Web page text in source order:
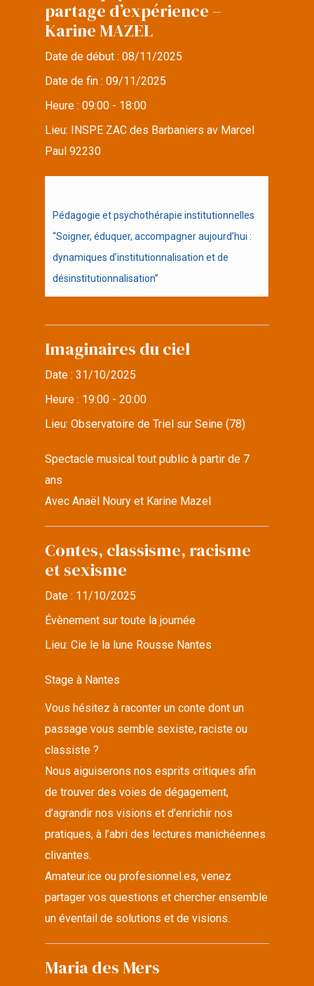
partage d’expérience –
Karine MAZEL
Date de début :08/11/2025
Date de fin :09/11/2025
Heure :09:00 - 18:00
Lieu:
INSPE ZAC des Barbaniers av Marcel
Paul 92230
Pédagogie et psychothérapie institutionnelles
“Soigner, éduquer, accompagner aujourd’hui :
dynamiques d’institutionnalisation et de
désinstitutionnalisation”
Imaginaires du ciel
Date :31/10/2025
Heure : 19:00 - 20:00
Lieu:Observatoire de Triel sur Seine (78)
Spectacle musical tout public à partir de 7
ans
Avec Anaël Noury et Karine Mazel
Contes, classisme, racisme
et sexisme
Date : 11/10/2025
Évènement sur toute la journée
Lieu:Cie le la lune Rousse Nantes
Stage à Nantes
Vous hésitez à raconter un conte dont un
passage vous semble sexiste, raciste ou
classiste ?
Nous aiguiserons nos esprits critiques afin
de trouver des voies de dégagement,
d’agrandir nos visions et d’enrichir nos
pratiques, à l’abri des lectures manichéennes
clivantes.
Amateur.ice ou profesionnel.es, venez
partager vos questions et chercher ensemble
un éventail de solutions et de visions.
Maria des Mers